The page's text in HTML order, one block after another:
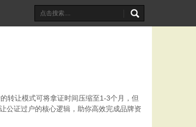
转让模式可将拿证时间压缩至1-3个月，但
公证过户的核心逻辑，助你高效完成品牌资